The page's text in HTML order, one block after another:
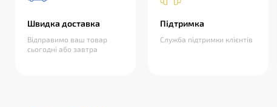
Швидка доставка
Відправимо ваш товар
сьогодні або завтра
Підтримка
Служба підтримки клієнтів